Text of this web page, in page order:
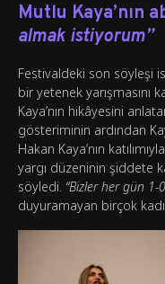
Mutlu Kaya’nın
almak istiyorum”
Festivaldeki son söyleşi
bir yetenek yarışmasını
Kaya’nın hikâyesini
gösteriminin ardından
Hakan Kaya’nın
yargı düzeninin şiddete
söyledi. “Bizler her gün 1-
duyuramayan birçok